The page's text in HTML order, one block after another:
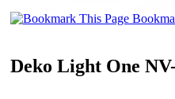
Deko Light One